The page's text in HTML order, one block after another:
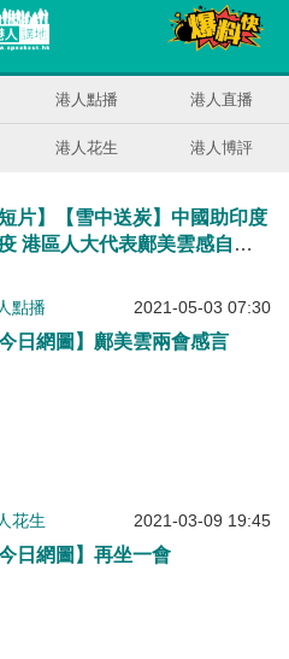
港人點播 港人直播
港人花生 港人博評
短片】【雪中送炭】中國助印度
港區人大代表鄺美雲感自
想打散中國、香港要與國家要
點播 2021-05-03 07:30
今日網圖】鄺美雲兩會感言
花生 2021-03-09 19:45
今日網圖】再坐一會